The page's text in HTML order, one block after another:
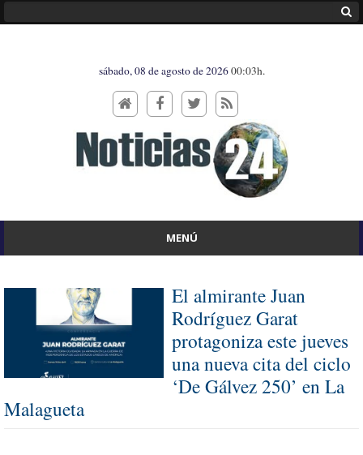
sábado, 08 de agosto de 202600:03h.
MENÚ
El almirante Juan
Rodríguez Garat
protagoniza este jueves
una nueva cita del ciclo
‘De Gálvez 250’ en La
Malagueta